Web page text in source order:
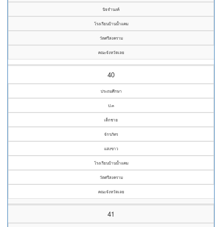
นิจจำนงค์
โรงเรียนบ้านน้ำแคม
วัดศรีสงคราม
คณะจังหวัดเลย
40
ประถมศึกษา
ป.๓
เด็กชาย
จักรภัทร
แสงขาว
โรงเรียนบ้านน้ำแคม
วัดศรีสงคราม
คณะจังหวัดเลย
41